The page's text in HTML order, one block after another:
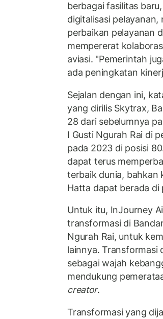
berbagai fasilitas
digitalisasi
perbaikan pelayanan
mempererat
aviasi. "Pemerintah
ada peningkatan
Sejalan dengan ini,
yang dirilis Skytrax,
28 dari sebelumnya
I Gusti Ngurah Rai di
pada 2023 di posisi
dapat terus
terbaik dunia, bahkan
Hatta dapat berada di
Untuk itu, InJourney
transformasi di
Ngurah Rai, untuk
lainnya. Transformasi
sebagai wajah
mendukung
creator.
Transformasi yang